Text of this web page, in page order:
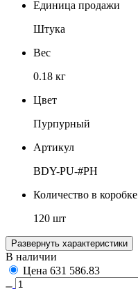
Единица продажи
Штука
Вес
0.18 кг
Цвет
Пурпурный
Артикул
BDY-PU-#PH
Количество в коробке
120 шт
Развернуть характеристики
В наличии
Цена 631 586.83